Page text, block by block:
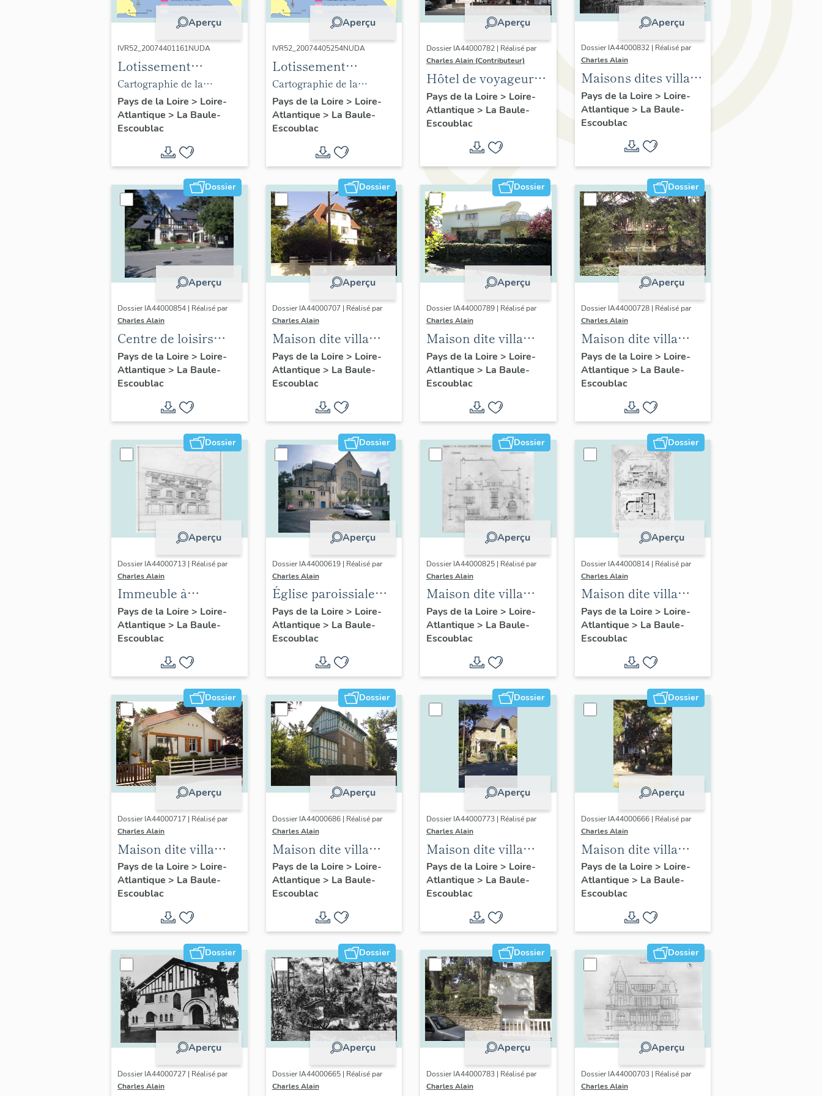
Aperçu
IVR52_20074401161NUDA
Lotissement
concerté des Dunes
d'Escoublac
Cartographie de la
création des lotissements
de la ville de La Baule-
Escoublac.
Pays de la Loire > Loire-
Atlantique > La Baule-
Escoublac
Aperçu
IVR52_20074405254NUDA
Lotissement
concerté Pavie
Cartographie de la
création des lotissements
de la ville de La Baule-
Escoublac.
Pays de la Loire > Loire-
Atlantique > La Baule-
Escoublac
Aperçu
Dossier IA44000782 | Réalisé par
Charles Alain (Contributeur)
Hôtel de voyageurs
Printania, puis
Délice Hôtel puis la
Route de la Soie, 19
avenue Marie-Louise
Pays de la Loire > Loire-
Atlantique > La Baule-
Escoublac
Aperçu
Dossier IA44000832 | Réalisé par
Charles Alain
Maisons dites villas
balnéaires et
immeubles à
logements de la
commune de La
Baule-Escoublac
Pays de la Loire > Loire-
Atlantique > La Baule-
Escoublac
Dossier
Aperçu
Dossier IA44000854 | Réalisé par
Charles Alain
Centre de loisirs
équestres dit
Manège Dassonville
actuellement
restaurant la
Marcanderie
Pays de la Loire > Loire-
Atlantique > La Baule-
Escoublac
Dossier
Aperçu
Dossier IA44000707 | Réalisé par
Charles Alain
Maison dite villa
balnéaire Marie
Stella, 33 avenue des
Saphirs
Pays de la Loire > Loire-
Atlantique > La Baule-
Escoublac
Dossier
Aperçu
Dossier IA44000789 | Réalisé par
Charles Alain
Maison dite villa
balnéaire l'Atlantide,
2 avenue Bettine
Pays de la Loire > Loire-
Atlantique > La Baule-
Escoublac
Dossier
Aperçu
Dossier IA44000728 | Réalisé par
Charles Alain
Maison dite villa
balnéaire Etche
Yette, 11 avenue
Alexandre-Dumas
Pays de la Loire > Loire-
Atlantique > La Baule-
Escoublac
Dossier
Aperçu
Dossier IA44000713 | Réalisé par
Charles Alain
Immeuble à
logements
L'Oustaou et
magasin de
commerce, 15
avenue Louis-
Lajarrige
Pays de la Loire > Loire-
Atlantique > La Baule-
Escoublac
Dossier
Aperçu
Dossier IA44000619 | Réalisé par
Charles Alain
Église paroissiale
Notre-Dame, place
Notre-Dame
Pays de la Loire > Loire-
Atlantique > La Baule-
Escoublac
Dossier
Aperçu
Dossier IA44000825 | Réalisé par
Charles Alain
Maison dite villa
balnéaire Red-Roof
puis Les Ailes, 26
boulevard du
Docteur-René-
Dubois
Pays de la Loire > Loire-
Atlantique > La Baule-
Escoublac
Dossier
Aperçu
Dossier IA44000814 | Réalisé par
Charles Alain
Maison dite villa
balnéaire Les
Mouettes, puis
Chantecler, 21
avenue de l'Hallali
Pays de la Loire > Loire-
Atlantique > La Baule-
Escoublac
Dossier
Aperçu
Dossier IA44000717 | Réalisé par
Charles Alain
Maison dite villa
balnéaire Solenea, 4
avenue de Lorraine
Pays de la Loire > Loire-
Atlantique > La Baule-
Escoublac
Dossier
Aperçu
Dossier IA44000686 | Réalisé par
Charles Alain
Maison dite villa
balnéaire La
Ronceray, puis Goët,
puis Apy, puis Ker
Ita, 1 avenue Pasteur
Pays de la Loire > Loire-
Atlantique > La Baule-
Escoublac
Dossier
Aperçu
Dossier IA44000773 | Réalisé par
Charles Alain
Maison dite villa
balnéaire Djali, 19
avenue Cornil
Pays de la Loire > Loire-
Atlantique > La Baule-
Escoublac
Dossier
Aperçu
Dossier IA44000666 | Réalisé par
Charles Alain
Maison dite villa
balnéaire L'Alcyon,
25 allée Cavalière
Pays de la Loire > Loire-
Atlantique > La Baule-
Escoublac
Dossier
Aperçu
Dossier IA44000727 | Réalisé par
Charles Alain
Dossier
Aperçu
Dossier IA44000665 | Réalisé par
Charles Alain
Dossier
Aperçu
Dossier IA44000783 | Réalisé par
Charles Alain
Dossier
Aperçu
Dossier IA44000703 | Réalisé par
Charles Alain